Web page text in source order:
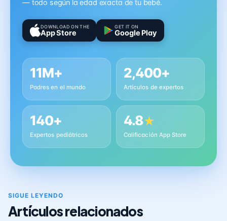
— todo según la edad exacta de tu bebé.
DOWNLOAD ON THE
App Store
GET IT ON
Google Play
11M+
Padres en el mundo
2,400+
Artículos de expertos
140+
Expertos pediátricos
4.8★
Calificación App Store
SIGUE LEYENDO
Artículos relacionados